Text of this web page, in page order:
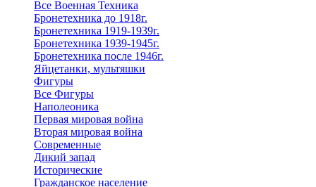
Все Военная Техника
Бронетехника до 1918г.
Бронетехника 1919-1939г.
Бронетехника 1939-1945г.
Бронетехника после 1946г.
Яйцетанки, мультяшки
Фигуры
Все Фигуры
Наполеоника
Первая мировая война
Вторая мировая война
Современные
Дикий запад
Исторические
Гражданское население